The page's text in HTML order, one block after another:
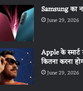
Samsung का
June 29, 2026
Apple के
कितना करना
June 29, 2026